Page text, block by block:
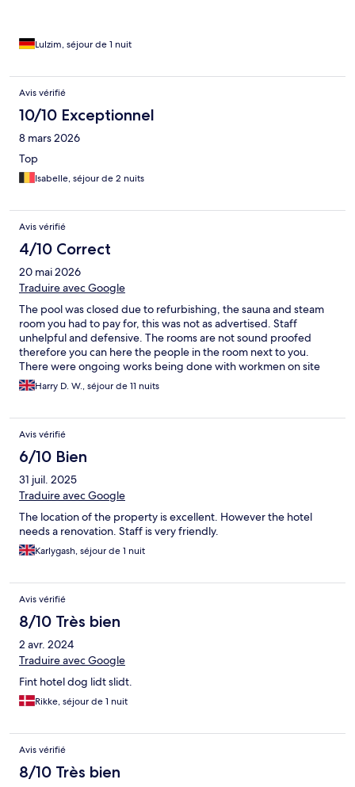
Lulzim, séjour de 1 nuit
Avis vérifié
10/10 Exceptionnel
8 mars 2026
Top
Isabelle, séjour de 2 nuits
Avis vérifié
4/10 Correct
20 mai 2026
Traduire avec Google
The pool was closed due to refurbishing, the sauna and steam
room you had to pay for, this was not as advertised. Staff
unhelpful and defensive. The rooms are not sound proofed
therefore you can here the people in the room next to you.
There were ongoing works being done with workmen on site
early in the morning, which also created noise. The surroundings
are nice, the hotel is disappointing and not worth the advertised
Harry D. W., séjour de 11 nuits
Avis vérifié
6/10 Bien
31 juil. 2025
Traduire avec Google
The location of the property is excellent. However the hotel
needs a renovation. Staff is very friendly.
Karlygash, séjour de 1 nuit
Avis vérifié
8/10 Très bien
2 avr. 2024
Traduire avec Google
Fint hotel dog lidt slidt.
Rikke, séjour de 1 nuit
Avis vérifié
8/10 Très bien